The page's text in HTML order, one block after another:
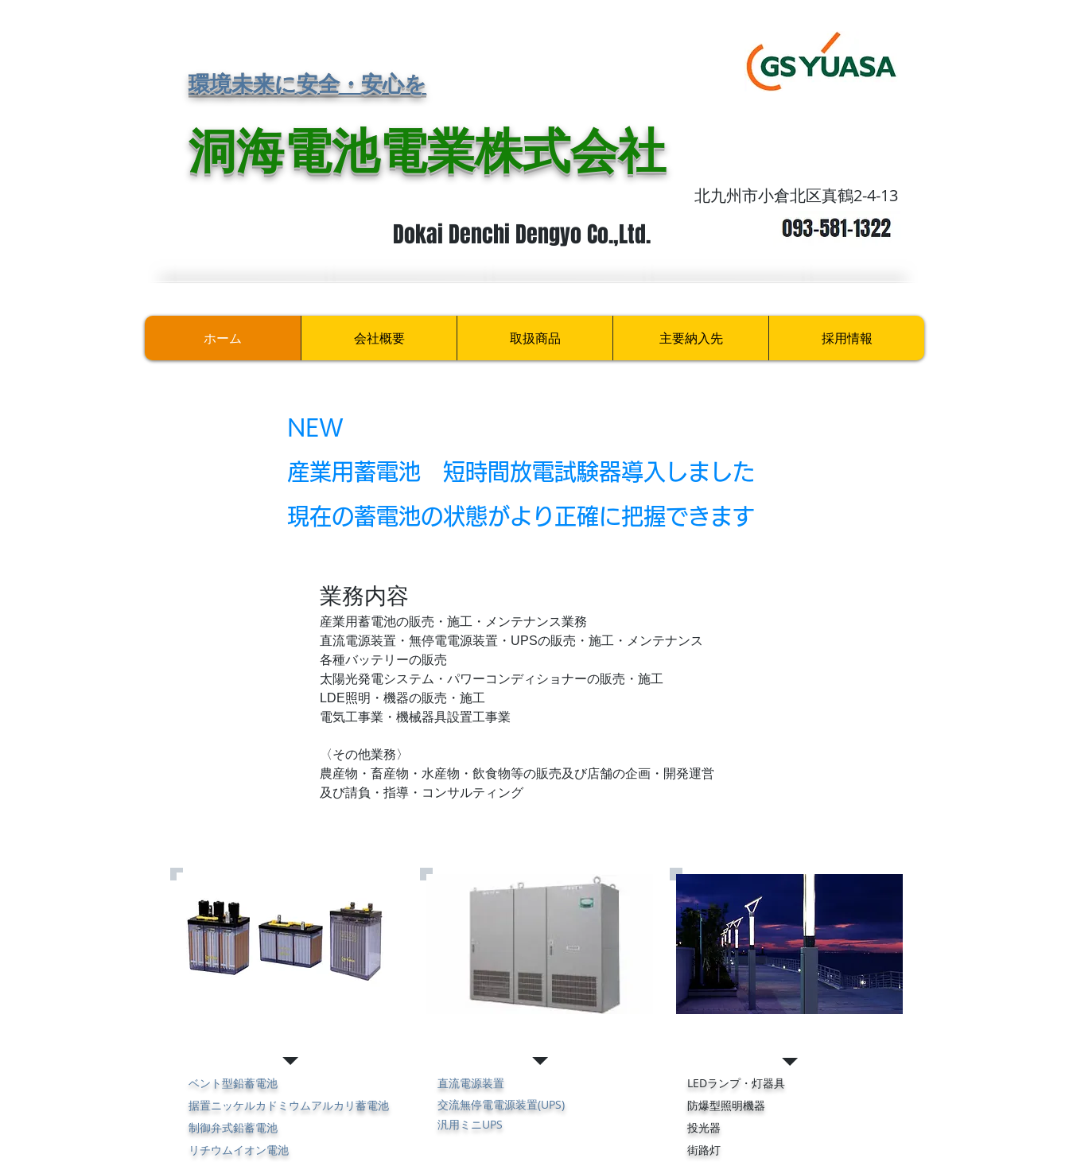
環境未来に安全・安心を
洞海電池電業株式会社
北九州市小倉北区真鶴2-4-13
Dokai Denchi Dengyo Co.,Ltd.
ホーム 会社概要 取扱商品 主要納入先 採用情報
NEW
産業用蓄電池 短時間放電試験器導入しました
現在の蓄電池の状態がより正確に把握できます
業務内容
産業用蓄電池の販売・施工・メンテナンス業務
直流電源装置・無停電電源装置・ UPSの販売・施工・メンテナンス
​各種バッテリーの販売
太陽光発電システム・パワーコンディショナーの販売・施工
LDE照明・機器の販売・施工
電気工事業・機械器具設置工事業
〈その他業務〉
農産物・畜産物・水産物・飲食物等の販売及び店舗の企画・開発運営
及び請負・指導・コンサルティング
ベント型鉛蓄電池
据置ニッケルカドミウムアルカリ蓄電池
制御弁式鉛蓄電池
リチウムイオン電池
直流電源装置
交流無停電電源装置(UPS)
汎用ミニUPS
LEDランプ・灯器具
防爆型照明機器
投光器
街路灯